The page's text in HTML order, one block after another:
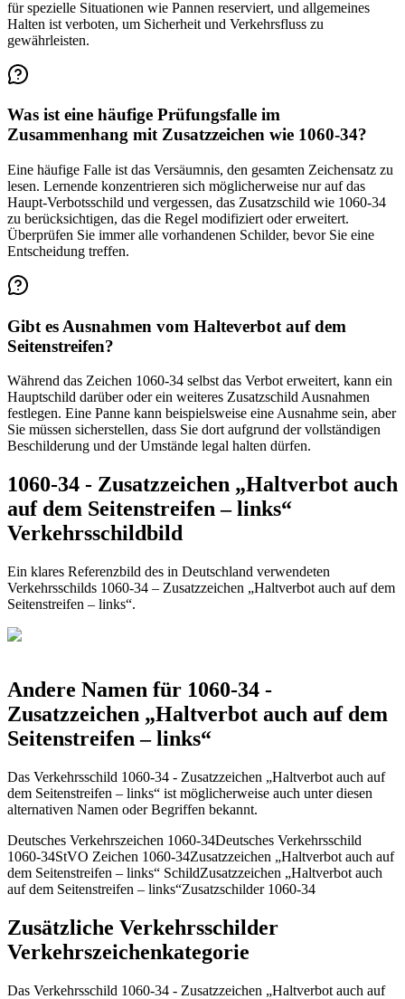
für spezielle Situationen wie Pannen reserviert, und allgemeines
Halten ist verboten, um Sicherheit und Verkehrsfluss zu
gewährleisten.
Was ist eine häufige Prüfungsfalle im
Zusammenhang mit Zusatzzeichen wie 1060-34?
Eine häufige Falle ist das Versäumnis, den gesamten Zeichensatz zu
lesen. Lernende konzentrieren sich möglicherweise nur auf das
Haupt-Verbotsschild und vergessen, das Zusatzschild wie 1060-34
zu berücksichtigen, das die Regel modifiziert oder erweitert.
Überprüfen Sie immer alle vorhandenen Schilder, bevor Sie eine
Entscheidung treffen.
Gibt es Ausnahmen vom Halteverbot auf dem
Seitenstreifen?
Während das Zeichen 1060-34 selbst das Verbot erweitert, kann ein
Hauptschild darüber oder ein weiteres Zusatzschild Ausnahmen
festlegen. Eine Panne kann beispielsweise eine Ausnahme sein, aber
Sie müssen sicherstellen, dass Sie dort aufgrund der vollständigen
Beschilderung und der Umstände legal halten dürfen.
1060-34 - Zusatzzeichen „Haltverbot auch
auf dem Seitenstreifen – links“
Verkehrsschildbild
Ein klares Referenzbild des in Deutschland verwendeten
Verkehrsschilds 1060-34 – Zusatzzeichen „Haltverbot auch auf dem
Seitenstreifen – links“.
Andere Namen für 1060-34 -
Zusatzzeichen „Haltverbot auch auf dem
Seitenstreifen – links“
Das Verkehrsschild 1060-34 - Zusatzzeichen „Haltverbot auch auf
dem Seitenstreifen – links“ ist möglicherweise auch unter diesen
alternativen Namen oder Begriffen bekannt.
Deutsches Verkehrszeichen 1060-34Deutsches Verkehrsschild
1060-34StVO Zeichen 1060-34Zusatzzeichen „Haltverbot auch auf
dem Seitenstreifen – links“ SchildZusatzzeichen „Haltverbot auch
auf dem Seitenstreifen – links“Zusatzschilder 1060-34
Zusätzliche Verkehrsschilder
Verkehrszeichenkategorie
Das Verkehrsschild 1060-34 - Zusatzzeichen „Haltverbot auch auf